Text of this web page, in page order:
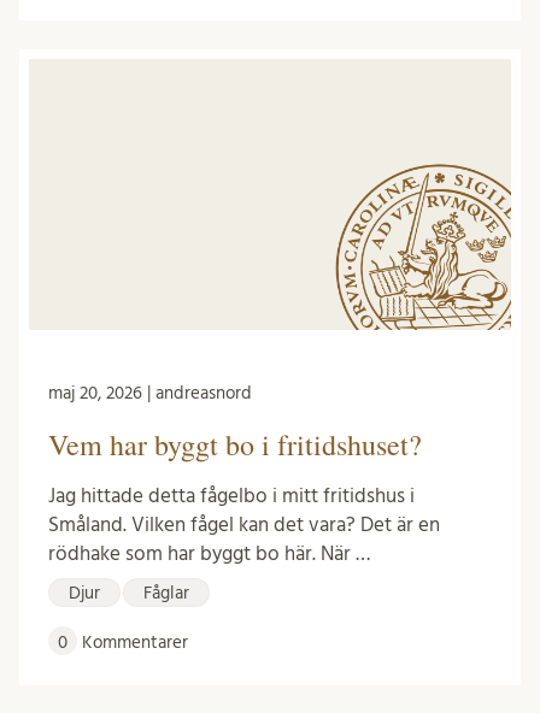
maj 20, 2026 | andreasnord
Vem har byggt bo i fritidshuset?
Jag hittade detta fågelbo i mitt fritidshus i
Småland. Vilken fågel kan det vara? Det är en
rödhake som har byggt bo här. När …
Djur Fåglar
0 Kommentarer